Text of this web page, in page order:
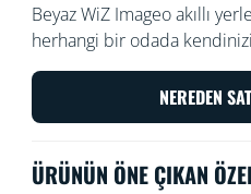
Beyaz WiZ Imageo akıllı
herhangi bir odada
ayarlanabilir spotu ve renkli
Wi-Fi bağlantınızı
sesinizle kontrol edin.
NEREDEN
ÜRÜNÜN ÖNE ÇIKAN